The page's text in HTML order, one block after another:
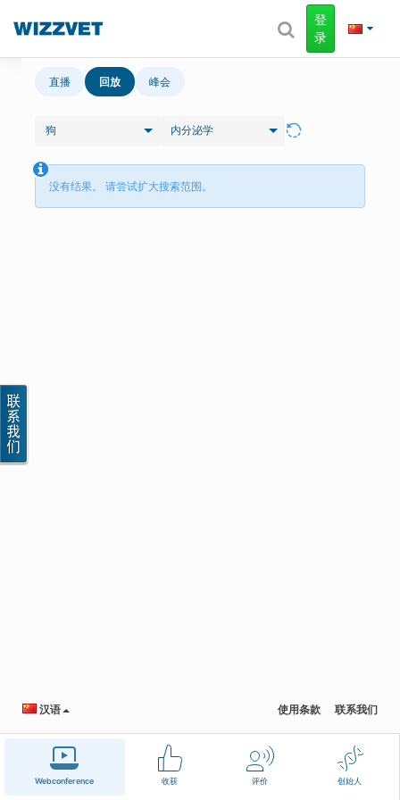
Webconference 收获 评价 创始人
登
录
直播 回放 峰会
狗 内分泌学
没有结果。 请尝试扩大搜索范围。
汉语 使用条款 联系我们